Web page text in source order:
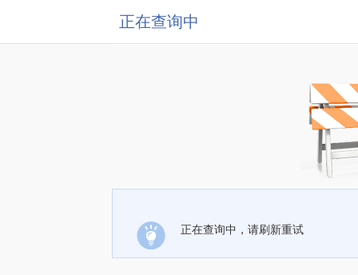
正在查询中
正在查询中，请刷新重试